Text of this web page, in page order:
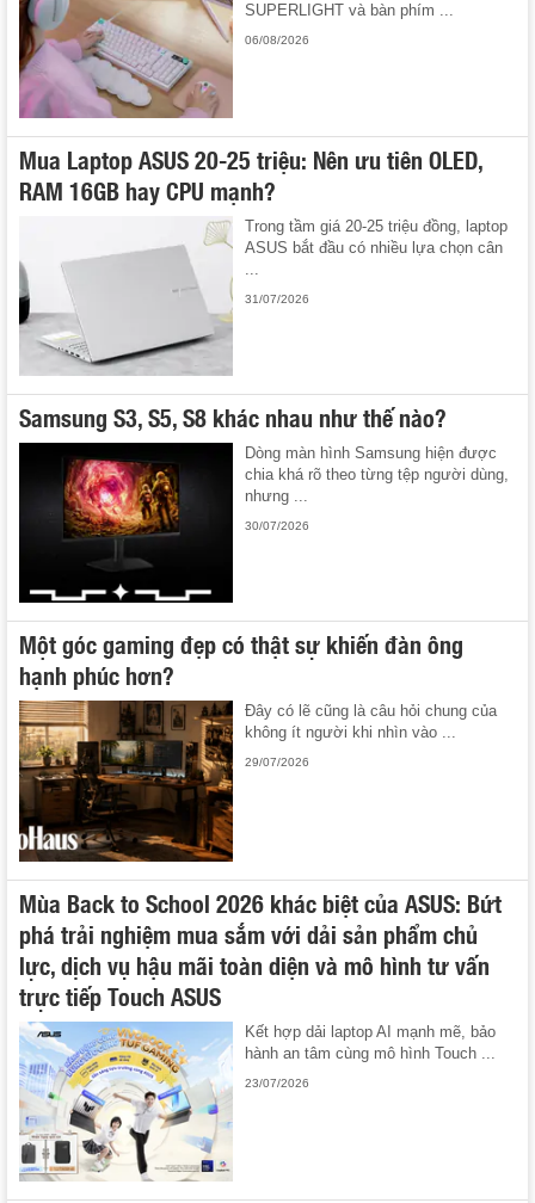
SUPERLIGHT và bàn phím ...
06/08/2026
Mua Laptop ASUS 20-25 triệu: Nên ưu tiên OLED,
RAM 16GB hay CPU mạnh?
Trong tầm giá 20-25 triệu đồng, laptop
ASUS bắt đầu có nhiều lựa chọn cân
31/07/2026
Samsung S3, S5, S8 khác nhau như thế nào?
Dòng màn hình Samsung hiện được
chia khá rõ theo từng tệp người dùng,
nhưng ...
30/07/2026
Một góc gaming đẹp có thật sự khiến đàn ông
hạnh phúc hơn?
Đây có lẽ cũng là câu hỏi chung của
không ít người khi nhìn vào ...
29/07/2026
Mùa Back to School 2026 khác biệt của ASUS: Bứt
phá trải nghiệm mua sắm với dải sản phẩm chủ
lực, dịch vụ hậu mãi toàn diện và mô hình tư vấn
trực tiếp Touch ASUS
Kết hợp dải laptop AI mạnh mẽ, bảo
hành an tâm cùng mô hình Touch ...
23/07/2026